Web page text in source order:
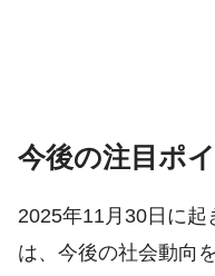
今後の注目ポ
2025年11月30日に
は、今後の社会動向